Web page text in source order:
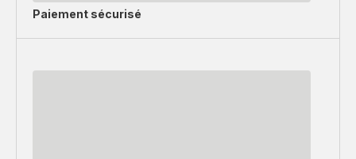
Paiement sécurisé